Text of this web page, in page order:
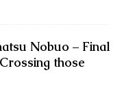
Nobuo – Final
those